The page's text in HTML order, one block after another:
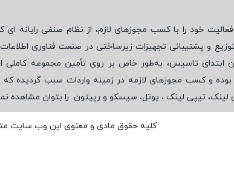
خود را با کسب مجوزهای لازم، از نظام صنفی رایانه
و پشتیبانی تجهیزات زیرساختی در صنعت فناوری
ابتدای تاسیس، به‌طور خاص بر روی تأمین مجموعه کاملی از
بوده و کسب مجوزهای لازمه در زمینه واردات سبب گردیده
تیپی لینک ، یوتل، سیسکو و رپیتون را بتوان مشاهده
کلیه حقوق مادی و معنوی این وب سایت